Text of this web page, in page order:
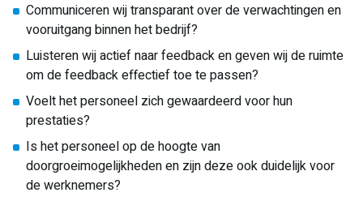
Communiceren wij transparant over de verwachtingen en
vooruitgang binnen het bedrijf?
Luisteren wij actief naar feedback en geven wij de ruimte
om de feedback effectief toe te passen?
Voelt het personeel zich gewaardeerd voor hun
prestaties?
Is het personeel op de hoogte van
doorgroeimogelijkheden en zijn deze ook duidelijk voor
de werknemers?